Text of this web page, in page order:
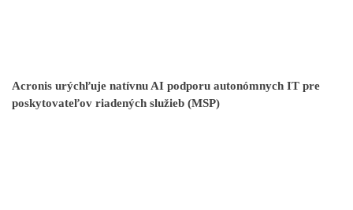
Acronis urýchľuje natívnu AI podporu autonómnych IT pre
poskytovateľov riadených služieb (MSP)